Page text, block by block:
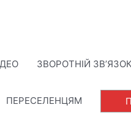
ЗВОРОТНІЙ ЗВ’ЯЗОК
ПЕРЕСЕЛЕНЦЯМ